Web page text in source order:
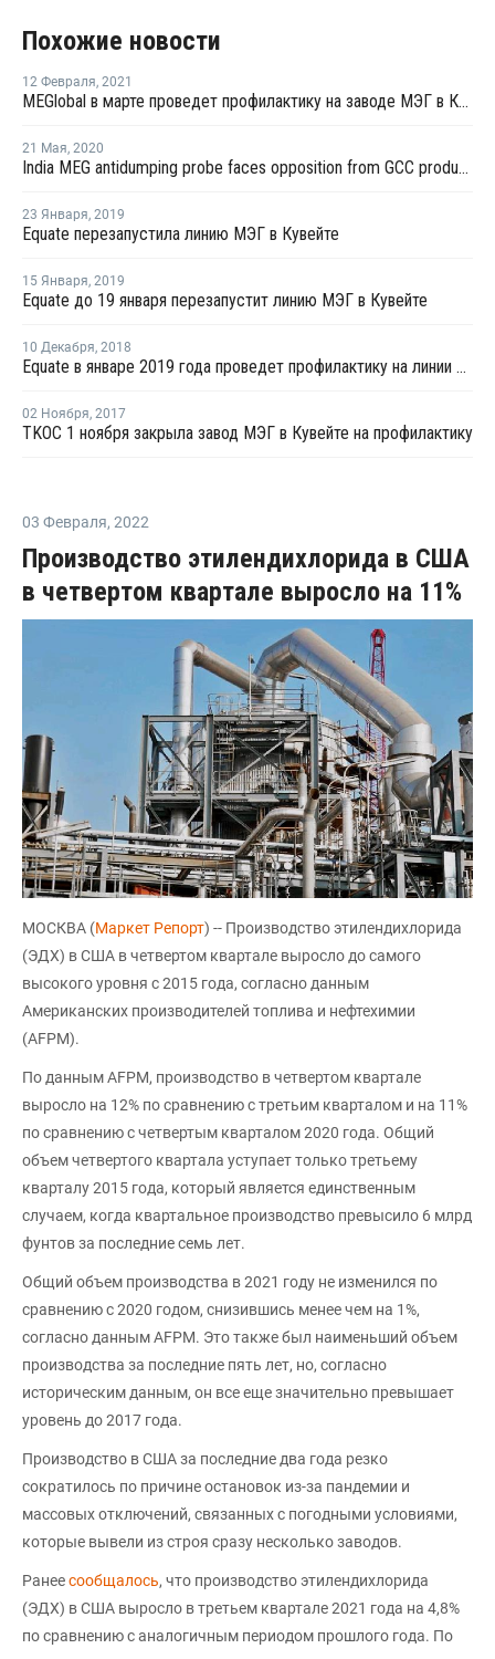
Похожие новости
12 Февраля, 2021
MEGlobal в марте проведет профилактику на заводе МЭГ в Кувейте
21 Мая, 2020
India MEG antidumping probe faces opposition from GCC producers, textile buyers
23 Января, 2019
Equate перезапустила линию МЭГ в Кувейте
15 Января, 2019
Equate до 19 января перезапустит линию МЭГ в Кувейте
10 Декабря, 2018
Equate в январе 2019 года проведет профилактику на линии МЭГ в Кувейте
02 Ноября, 2017
TKOC 1 ноября закрыла завод МЭГ в Кувейте на профилактику
03 Февраля, 2022
Производство этилендихлорида в США
в четвертом квартале выросло на 11%
МОСКВА (Маркет Репорт) -- Производство этилендихлорида
(ЭДХ) в США в четвертом квартале выросло до самого
высокого уровня с 2015 года, согласно данным
Американских производителей топлива и нефтехимии
(AFPM).
По данным AFPM, производство в четвертом квартале
выросло на 12% по сравнению с третьим кварталом и на 11%
по сравнению с четвертым кварталом 2020 года. Общий
объем четвертого квартала уступает только третьему
кварталу 2015 года, который является единственным
случаем, когда квартальное производство превысило 6 млрд
фунтов за последние семь лет.
Общий объем производства в 2021 году не изменился по
сравнению с 2020 годом, снизившись менее чем на 1%,
согласно данным AFPM. Это также был наименьший объем
производства за последние пять лет, но, согласно
историческим данным, он все еще значительно превышает
уровень до 2017 года.
Производство в США за последние два года резко
сократилось по причине остановок из-за пандемии и
массовых отключений, связанных с погодными условиями,
которые вывели из строя сразу несколько заводов.
Ранеесообщалось, что производство этилендихлорида
(ЭДХ) в США выросло в третьем квартале 2021 года на 4,8%
по сравнению с аналогичным периодом прошлого года. По